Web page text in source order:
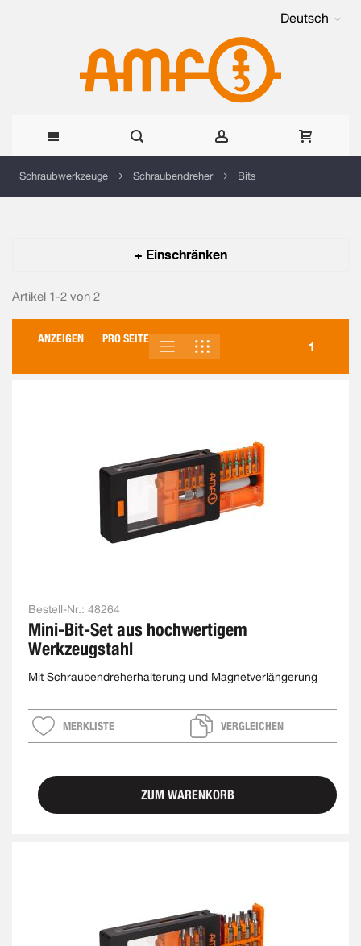
Deutsch
Direkt
Schraubwerkzeuge Schraubendreher Bits
+ Einschränken
Artikel 1-2 von 2
ANZEIGEN PRO SEITE
1
ANSICHT
ALS
LISTE
Bestell-Nr.: 48264
Mini-Bit-Set aus hochwertigem
Werkzeugstahl
Mit Schraubendreherhalterung und Magnetverlängerung
MERKLISTE VERGLEICHEN
ZUM WARENKORB